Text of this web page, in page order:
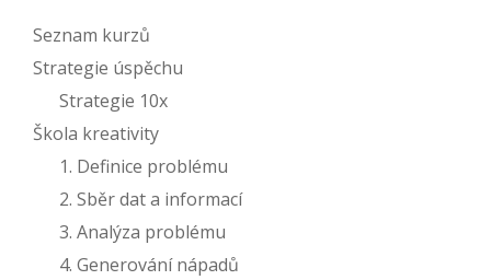
Seznam kurzů
Strategie úspěchu
Strategie 10x
Škola kreativity
1. Definice problému
2. Sběr dat a informací
3. Analýza problému
4. Generování nápadů